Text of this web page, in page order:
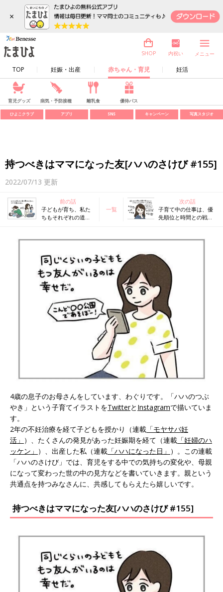
×
TOP 妊娠・出産 赤ちゃん・育児 妊活
SHOP 内祝い メニュー
育児グッズ 病気・予防接種 離乳食 優待パス
ひよこクラブ アプリ SNS キャンペーン 写真スタジオ
持つべきはママになった友[ハハのさけび #155]
2022/07/13 更新
前の話
子どもが育ち、私た
ちもそれぞれの道へ
一覧
次の話
子育て中の仕事は、優
先順位と時間との戦い
4歳の息子のお母さんをしています、わぐりです。「ハハのつぶ
やき」という子育てイラストをTwitterと Instagramで描いていま
す。
2年の不妊治療を経て子どもを授かり（連載 「モヤサバ妊
活」 ）、たくさんの発見があった妊娠期を経て（連載 「妊婦のハ
ッケン」 ）、出産した私（連載 「ハハになった日」 ）。この連載
「ハハのさけび」では、育児をする中での気持ちの変化や、母親
になって変わった世の中の見方などを書いていきます。親という
共通点を持つみなさんに、共感してもらえたら嬉しいです。
持つべきはママになった友[ハハのさけび #155]